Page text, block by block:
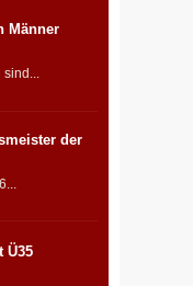
Männer
der
Ü35